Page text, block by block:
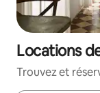
Locations
Trouvez et